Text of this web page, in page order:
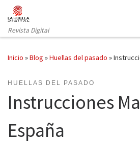
Saltar al contenido
Revista Digital
Inicio »Blog »Huellas del pasado »
HUELLAS DEL PASADO
Instrucciones
España